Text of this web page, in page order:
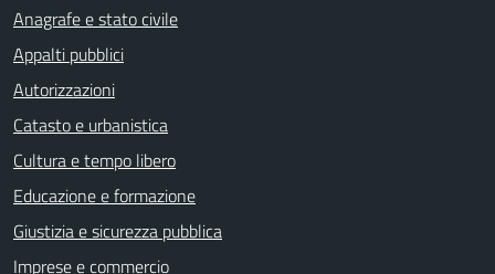
Anagrafe e stato civile
Appalti pubblici
Autorizzazioni
Catasto e urbanistica
Cultura e tempo libero
Educazione e formazione
Giustizia e sicurezza pubblica
Imprese e commercio